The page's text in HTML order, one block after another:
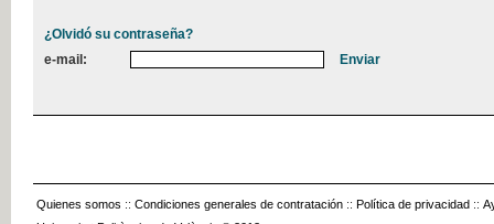
¿Olvidó su contraseña?
e-mail:
Quienes somos :: Condiciones generales de contratación :: Política de privacidad ::